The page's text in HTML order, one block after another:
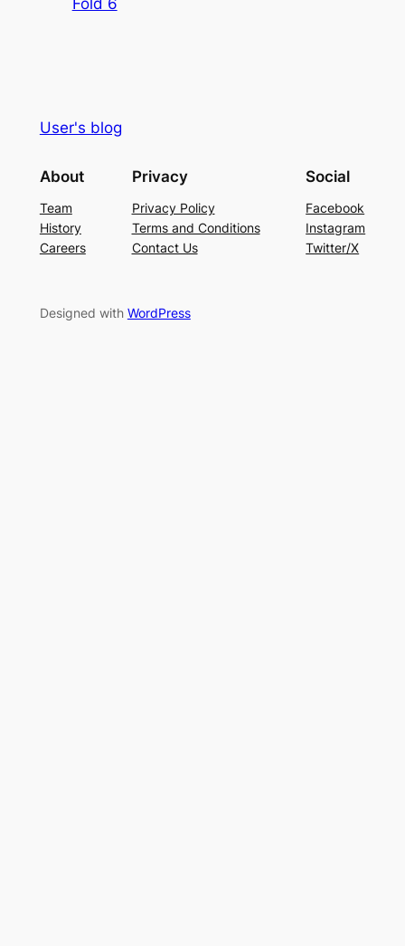
Fold 6
User's blog
About
Team
History
Careers
Privacy
Privacy Policy
Terms and Conditions
Contact Us
Social
Facebook
Instagram
Twitter/X
Designed with WordPress